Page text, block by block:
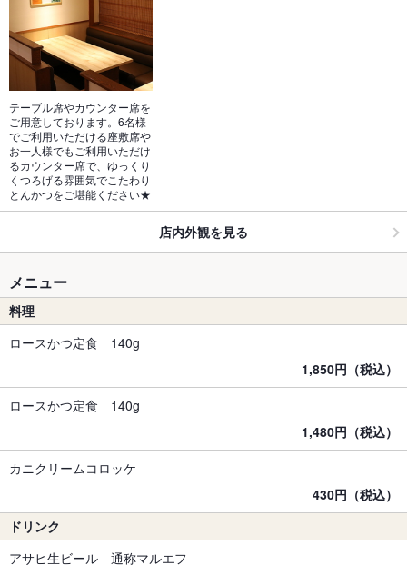
テーブル席やカウンター席を
ご用意しております。6名様
でご利用いただける座敷席や
お一人様でもご利用いただけ
るカウンター席で、ゆっくり
くつろげる雰囲気でこたわり
とんかつをご堪能ください★
店内外観を見る
メニュー
料理
ロースかつ定食 140g
1,850円（税込）
ロースかつ定食 140g
1,480円（税込）
カニクリームコロッケ
430円（税込）
ドリンク
アサヒ生ビール 通称マルエフ